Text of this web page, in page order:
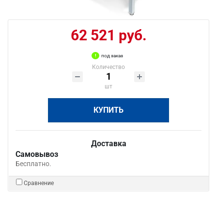
62 521 руб.
под заказ
Количество
шт
КУПИТЬ
Доставка
Самовывоз
Бесплатно.
Сравнение